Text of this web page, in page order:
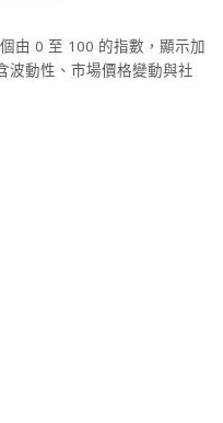
由 0 至 100 的指數，顯示加
波動性、市場價格變動與社